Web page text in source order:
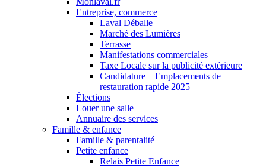
Entreprise, commerce
Laval Déballe
Marché des Lumières
Terrasse
Manifestations commerciales
Taxe Locale sur la publicité extérieure
Candidature – Emplacements de
restauration rapide 2025
Élections
Louer une salle
Annuaire des services
Famille & enfance
Famille & parentalité
Petite enfance
Relais Petite Enfance